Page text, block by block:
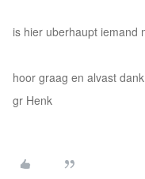
is hier uberhaupt iemand
hoor graag en alvast
gr Henk